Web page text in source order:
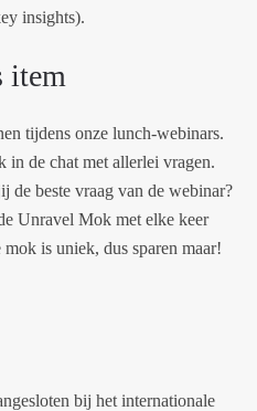
insights).
item
tijdens onze lunch-webinars.
de chat met allerlei vragen.
de beste vraag van de webinar?
Unravel Mok met elke keer
is uniek, dus sparen maar!
bij het internationale